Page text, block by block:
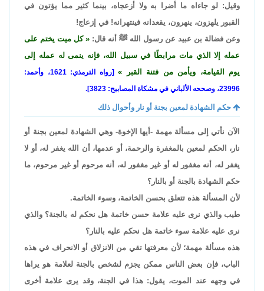
وقيل: لو جاءاه ما أضرا به ولا أزعجاه، بينما كثير مما يؤتون في
القبور يلهزون، ينهرون، يقعدانه فينتهرانه! في إزعاج!
وعن فضالة بن عبيد عن رسول الله ﷺ أنه قال:
كل ميت يختم على
عمله إلا الذي مات مرابطًا في سبيل الله، فإنه ينمى له عمله إلى
يوم القيامة، ويأمن من فتنة القبر
[رواه الترمذي: 1621، وأحمد:
23996، وصححه الألباني في مشكاة المصابيح: 3823].
حكم الشهادة لمعين بجنة أو نار وأحوال ذلك
الآن نأتي إلى مسألة مهمة -أيها الإخوة- وهي الشهادة لمعين بجنة أو
نار، الحكم لمعين بالمغفرة والرحمة، أو عدمها، أن الله يغفر له، أو لا
يغفر له، أنه مغفور له أو غير مغفور له، أنه مرحوم أو غير مرحوم، ما
حكم الشهادة بالجنة أو بالنار؟
لأن المسألة هذه تتعلق بحسن الخاتمة، وسوء الخاتمة.
طيب والذي نرى عليه علامة حسن خاتمة هل نحكم له بالجنة؟ والذي
نرى عليه علامة سوء خاتمة هل نحكم عليه بالنار؟
هذه مسألة مهمة؛ لأن معرفتها تقي من الانزلاق أو الانحراف في هذه
الباب، فإن بعض الناس ممكن يجزم لشخص بالجنة لعلامة هو يراها
في وجهه عند الموت، يقول: هذا في الجنة، وقد يرى علامة أخرى